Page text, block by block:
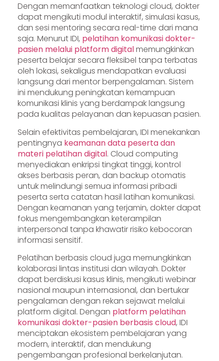
Dengan memanfaatkan teknologi cloud, dokter
dapat mengikuti modul interaktif, simulasi kasus,
dan sesi mentoring secara real-time dari mana
saja. Menurut IDI, pelatihan komunikasi dokter-
pasien melalui platform digitalmemungkinkan
peserta belajar secara fleksibel tanpa terbatas
oleh lokasi, sekaligus mendapatkan evaluasi
langsung dari mentor berpengalaman. Sistem
ini mendukung peningkatan kemampuan
komunikasi klinis yang berdampak langsung
pada kualitas pelayanan dan kepuasan pasien.
Selain efektivitas pembelajaran, IDI menekankan
pentingnya keamanan data peserta dan
materi pelatihan digital. Cloud computing
menyediakan enkripsi tingkat tinggi, kontrol
akses berbasis peran, dan backup otomatis
untuk melindungi semua informasi pribadi
peserta serta catatan hasil latihan komunikasi.
Dengan keamanan yang terjamin, dokter dapat
fokus mengembangkan keterampilan
interpersonal tanpa khawatir risiko kebocoran
informasi sensitif.
Pelatihan berbasis cloud juga memungkinkan
kolaborasi lintas institusi dan wilayah. Dokter
dapat berdiskusi kasus klinis, mengikuti webinar
nasional maupun internasional, dan bertukar
pengalaman dengan rekan sejawat melalui
platform digital. Dengan platform pelatihan
komunikasi dokter-pasien berbasis cloud, IDI
menciptakan ekosistem pembelajaran yang
modern, interaktif, dan mendukung
pengembangan profesional berkelanjutan.